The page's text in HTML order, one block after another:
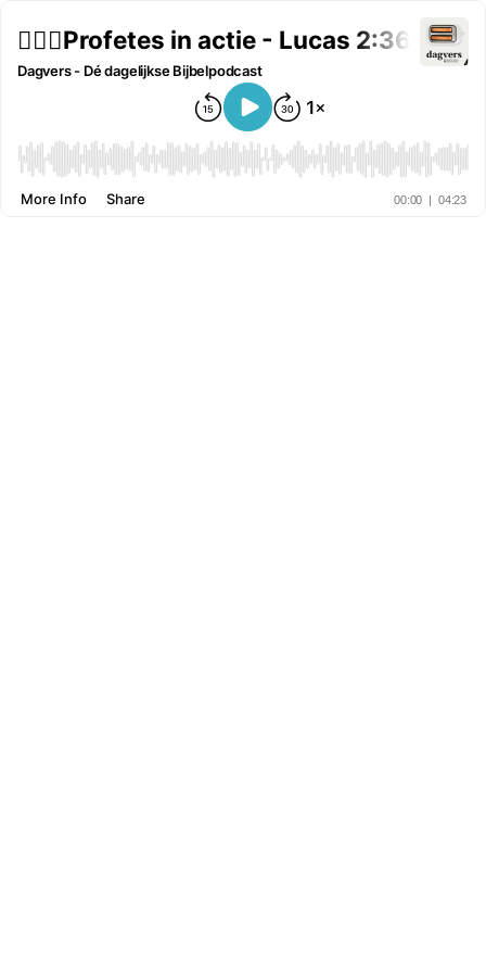
🙋🏽‍♀️Profetes in actie - Lucas 2:36-50
Dagvers - Dé dagelijkse Bijbelpodcast
00:00 | 04:23
More Info Share